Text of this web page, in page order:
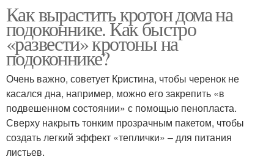
Как вырастить кротон дома на
подоконнике. Как быстро
«развести» кротоны на
подоконнике?
Очень важно, советует Кристина, чтобы черенок не
касался дна, например, можно его закрепить «в
подвешенном состоянии» с помощью пенопласта.
Сверху накрыть тонким прозрачным пакетом, чтобы
создать легкий эффект «теплички» – для питания
листьев.